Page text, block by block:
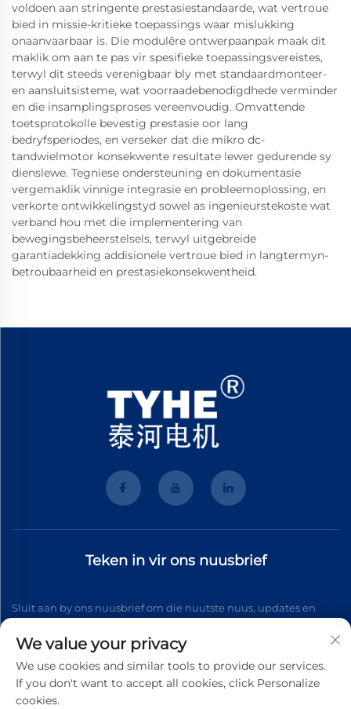
voldoen aan stringente prestasiestandaarde, wat vertroue
bied in missie-kritieke toepassings waar mislukking
onaanvaarbaar is. Die modulêre ontwerpaanpak maak dit
maklik om aan te pas vir spesifieke toepassingsvereistes,
terwyl dit steeds verenigbaar bly met standaardmonteer-
en aansluitsisteme, wat voorraadebenodigdhede verminder
en die insamplingsproses vereenvoudig. Omvattende
toetsprotokolle bevestig prestasie oor lang
bedryfsperiodes, en verseker dat die mikro dc-
tandwielmotor konsekwente resultate lewer gedurende sy
dienslewe. Tegniese ondersteuning en dokumentasie
vergemaklik vinnige integrasie en probleemoplossing, en
verkorte ontwikkelingstyd sowel as ingenieurstekoste wat
verband hou met die implementering van
bewegingsbeheerstelsels, terwyl uitgebreide
garantiadekking addisionele vertroue bied in langtermyn-
betroubaarheid en prestasiekonsekwentheid.
Teken in vir ons nuusbrief
Sluit aan by ons nuusbrief om die nuutste nuus, updates en
Teken aan
We value your privacy
We use cookies and similar tools to provide our services.
If you don't want to accept all cookies, click Personalize
cookies.